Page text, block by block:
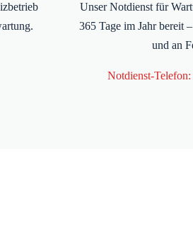
Unser Notdienst für
365 Tage im Jahr bereit
und an
Notdienst-